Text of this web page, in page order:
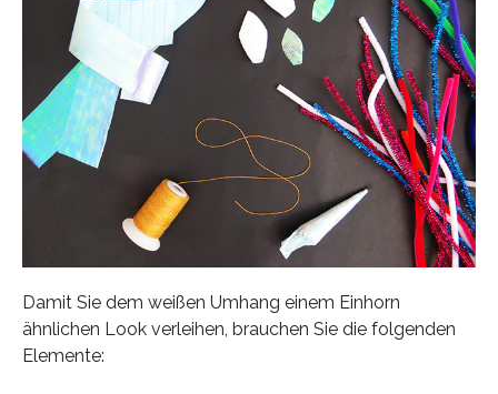
Damit Sie dem weißen Umhang einem Einhorn
ähnlichen Look verleihen, brauchen Sie die folgenden
Elemente: